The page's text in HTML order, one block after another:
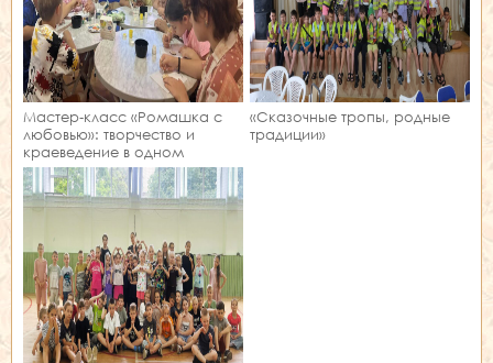
Мастер‑класс «Ромашка с
любовью»: творчество и
краеведение в одном
занятии!
«Сказочные тропы, родные
традиции»